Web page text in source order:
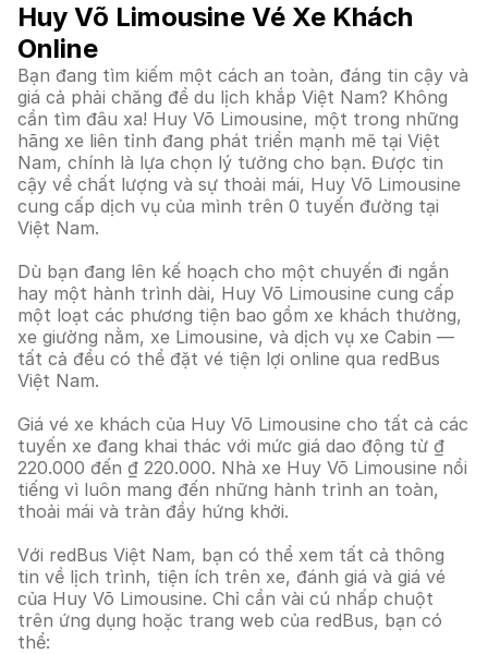
Huy Võ Limousine Vé Xe Khách
Online
Bạn đang tìm kiếm một cách an toàn, đáng tin cậy và
giá cả phải chăng để du lịch khắp Việt Nam? Không
cần tìm đâu xa! Huy Võ Limousine, một trong những
hãng xe liên tỉnh đang phát triển mạnh mẽ tại Việt
Nam, chính là lựa chọn lý tưởng cho bạn. Được tin
cậy về chất lượng và sự thoải mái, Huy Võ Limousine
cung cấp dịch vụ của mình trên 0 tuyến đường tại
Việt Nam.
Dù bạn đang lên kế hoạch cho một chuyến đi ngắn
hay một hành trình dài, Huy Võ Limousine cung cấp
một loạt các phương tiện bao gồm xe khách thường,
xe giường nằm, xe Limousine, và dịch vụ xe Cabin —
tất cả đều có thể đặt vé tiện lợi online qua redBus
Việt Nam.
Giá vé xe khách của Huy Võ Limousine cho tất cả các
tuyến xe đang khai thác với mức giá dao động từ ₫
220.000 đến ₫ 220.000. Nhà xe Huy Võ Limousine nổi
tiếng vì luôn mang đến những hành trình an toàn,
thoải mái và tràn đầy hứng khởi.
Với redBus Việt Nam, bạn có thể xem tất cả thông
tin về lịch trình, tiện ích trên xe, đánh giá và giá vé
của Huy Võ Limousine. Chỉ cần vài cú nhấp chuột
trên ứng dụng hoặc trang web của redBus, bạn có
thể: